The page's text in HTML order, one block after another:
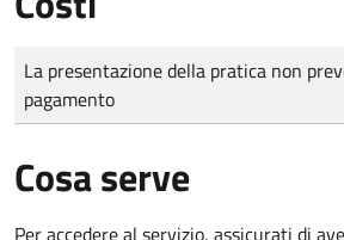
Tipo di pagamento
Importo
La presentazione della pratica non
pagamento
Cosa serve
Per accedere al servizio, assicurati di